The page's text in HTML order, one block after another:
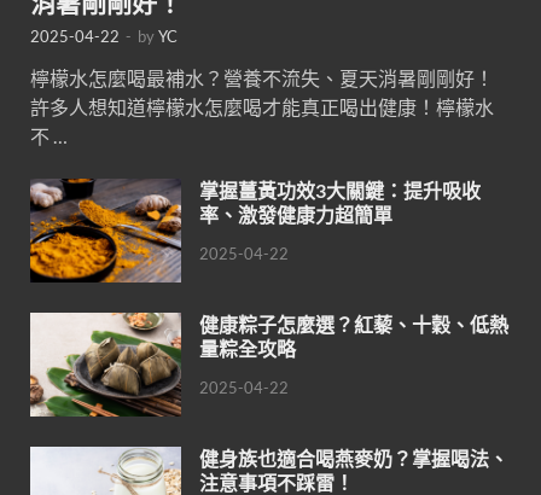
2025-04-22 - byYC
檸檬水怎麼喝最補水？營養不流失、夏天消暑剛剛好！
許多人想知道檸檬水怎麼喝才能真正喝出健康！檸檬水
不 …
掌握薑黃功效3大關鍵：提升吸收
率、激發健康力超簡單
2025-04-22
健康粽子怎麼選？紅藜、十穀、低熱
量粽全攻略
2025-04-22
健身族也適合喝燕麥奶？掌握喝法、
注意事項不踩雷！